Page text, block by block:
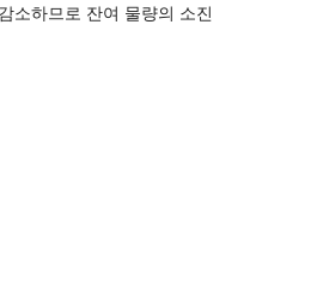
소하므로 잔여 물량의 소진